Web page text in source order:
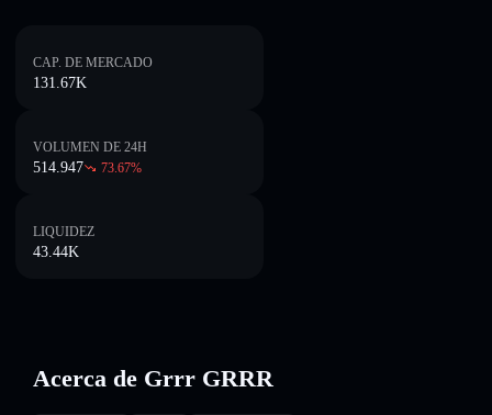
CAP. DE MERCADO
131.67K
VOLUMEN DE 24H
514.947 73.67%
LIQUIDEZ
43.44K
Acerca de Grrr GRRR